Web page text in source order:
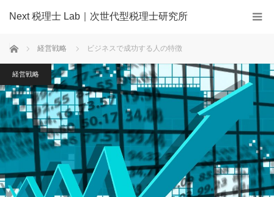
Next 税理士 Lab｜次世代型税理士研究所
ホーム 経営戦略 ビジネスで成功する人の特徴
経営戦略